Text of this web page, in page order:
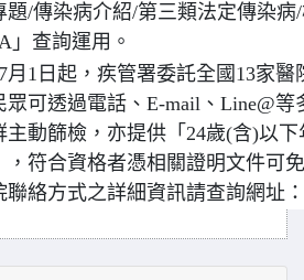
題/傳染病介紹/第三類法定傳染
」查詢運用。
月1日起，疾管署委託全國13家
眾可透過電話、E-mail、Line@
主動篩檢，亦提供「24歲(含)以
，符合資格者憑相關證明文件可
聯絡方式之詳細資訊請查詢網址